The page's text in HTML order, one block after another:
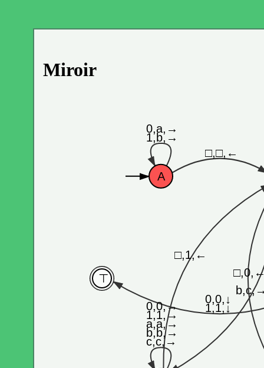
Miroir